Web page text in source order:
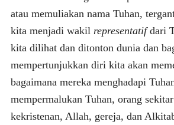
atau memuliakan nama Tuhan,
kita menjadi wakil representatifdari
kita dilihat dan ditonton dunia dan
mempertunjukkan diri kita akan
bagaimana mereka menghadapi
mempermalukan Tuhan, orang
kekristenan, Allah, gereja, dan